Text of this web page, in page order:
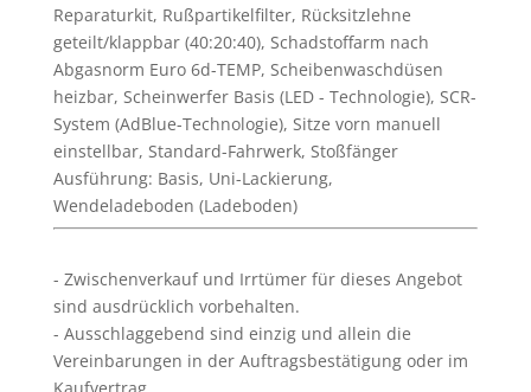
Reparaturkit, Rußpartikelfilter, Rücksitzlehne
geteilt/klappbar (40:20:40), Schadstoffarm nach
Abgasnorm Euro 6d-TEMP, Scheibenwaschdüsen
heizbar, Scheinwerfer Basis (LED - Technologie), SCR-
System (AdBlue-Technologie), Sitze vorn manuell
einstellbar, Standard-Fahrwerk, Stoßfänger
Ausführung: Basis, Uni-Lackierung,
Wendeladeboden (Ladeboden)
Zwischenverkauf und Irrtümer für dieses Angebot
sind ausdrücklich vorbehalten.
Ausschlaggebend sind einzig und allein die
Vereinbarungen in der Auftragsbestätigung oder im